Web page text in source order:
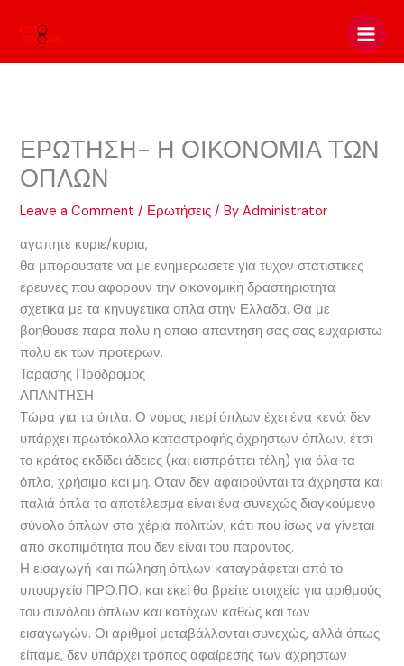
ΕΡΩΤΗΣΗ- Η ΟΙΚΟΝΟΜΙΑ ΤΩΝ
ΟΠΛΩΝ
Leave a Comment / Ερωτήσεις / ByAdministrator
αγαπητε κυριε/κυρια,
θα μπορουσατε να με ενημερωσετε για τυχον στατιστικες
ερευνες που αφορουν την οικονομικη δραστηριοτητα
σχετικα με τα κηνυγετικα οπλα στην Ελλαδα. Θα με
βοηθουσε παρα πολυ η οποια απαντηση σας σας ευχαριστω
πολυ εκ των προτερων.
Ταρασης Προδρομος
ΑΠΑΝΤΗΣΗ
Τώρα για τα όπλα. Ο νόμος περί όπλων έχει ένα κενό: δεν
υπάρχει πρωτόκολλο καταστροφής άχρηστων όπλων, έτσι
το κράτος εκδίδει άδειες (και εισπράττει τέλη) για όλα τα
όπλα, χρήσιμα και μη. Οταν δεν αφαιρούνται τα άχρηστα και
παλιά όπλα το αποτέλεσμα είναι ένα συνεχώς διογκούμενο
σύνολο όπλων στα χέρια πολιτών, κάτι που ίσως να γίνεται
από σκοπιμότητα που δεν είναι του παρόντος.
Η εισαγωγή και πώληση όπλων καταγράφεται από το
υπουργείο ΠΡΟ.ΠΟ. και εκεί θα βρείτε στοιχεία για αριθμούς
του συνόλου όπλων και κατόχων καθώς και των
εισαγωγών. Οι αριθμοί μεταβάλλονται συνεχώς, αλλά όπως
είπαμε, δεν υπάρχει τρόπος αφαίρεσης των άχρηστων